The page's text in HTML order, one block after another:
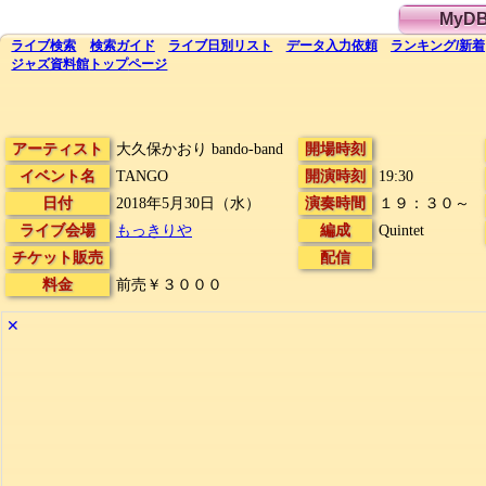
ライブ検索 検索ガイド ライブ日別 リスト データ入力依頼 ランキング/新着
ジャズ資料館 トップページ
アーティスト
大久保かおり bando-band
イベント名
TANGO
日付
2018年5月30日（水）
ライブ会場
もっきりや
チケット販売
料金
前売￥３０００
開場時刻
開演時刻
19:30
演奏時間
１９：３０～
編成
Quintet
配信
✕